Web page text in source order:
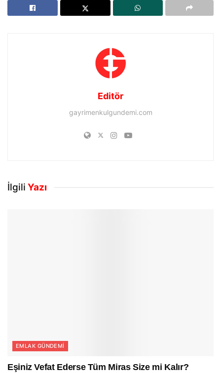
Editör
gayrimenkulgundemi.com
İlgili Yazı
EMLAK GÜNDEMI
Eşiniz Vefat Ederse Tüm Miras Size mi Kalır?